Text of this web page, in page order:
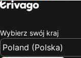
Wybierz swój kraj